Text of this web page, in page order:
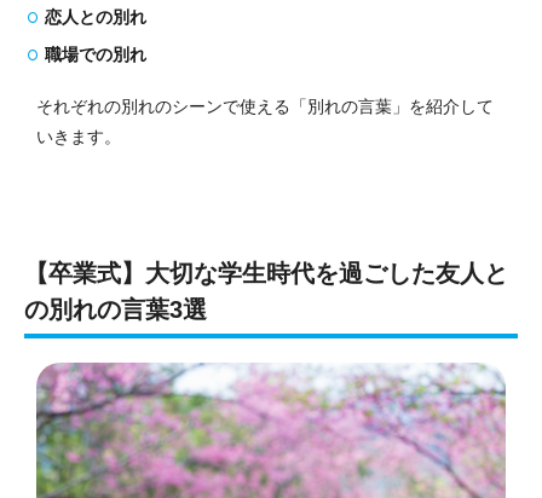
恋人との別れ
職場での別れ
それぞれの別れのシーンで使える「別れの言葉」を紹介して
いきます。
【卒業式】大切な学生時代を過ごした友人と
の別れの言葉3選